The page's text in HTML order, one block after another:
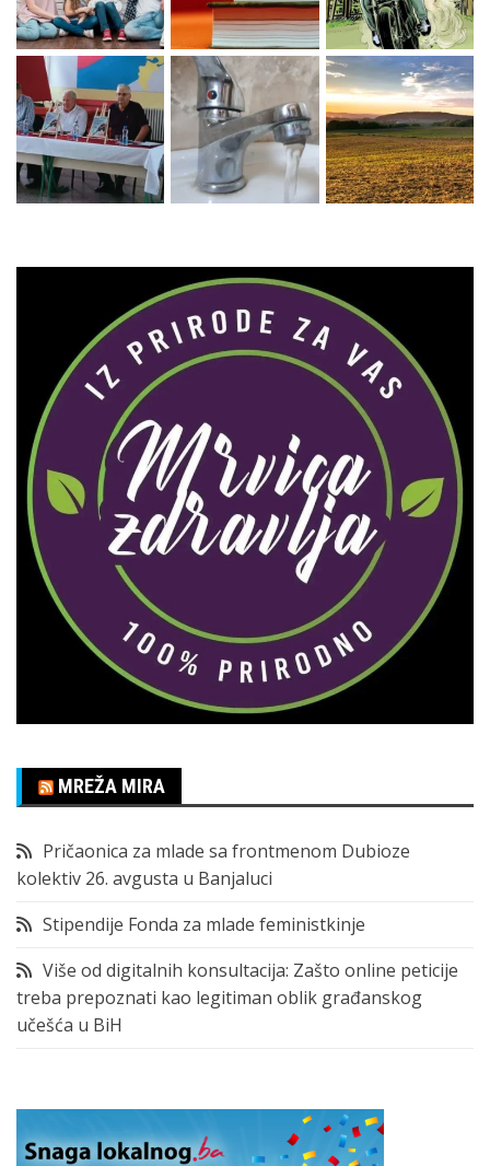
MREŽA MIRA
Pričaonica za mlade sa frontmenom Dubioze
kolektiv 26. avgusta u Banjaluci
Stipendije Fonda za mlade feministkinje
Više od digitalnih konsultacija: Zašto online peticije
treba prepoznati kao legitiman oblik građanskog
učešća u BiH